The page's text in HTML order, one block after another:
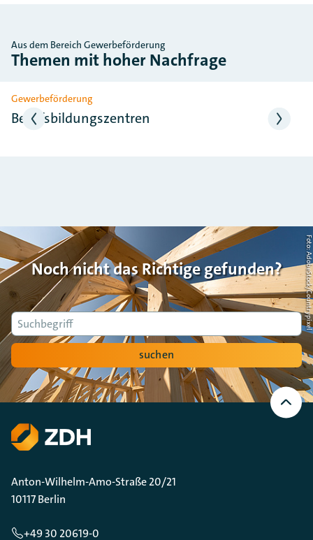
Aus dem Bereich Gewerbeförderung
Themen mit hoher Nachfrage
Slider überspringen
Gewerbeförderung
Berufsbildungszentren
Noch nicht das Richtige gefunden?
Suche
suchen
Foto: AdobeStock/Countrypixel
Nach
oben
Scrollen
Anton-Wilhelm-Amo-Straße 20/21
10117 Berlin
+49 30 20619-0